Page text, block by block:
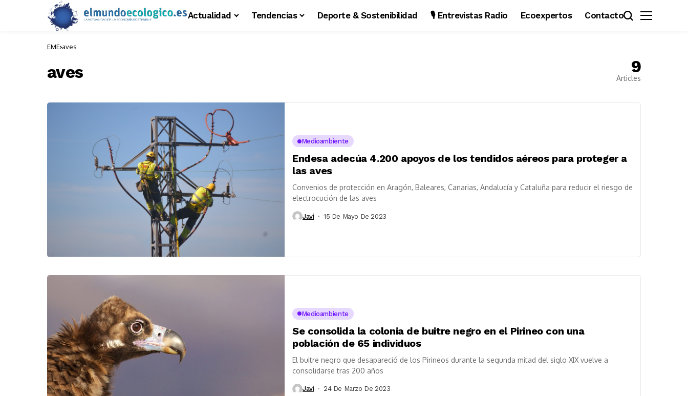
Actualidad Tendencias Deporte & Sostenibilidad 🎙️ Entrevistas Radio Ecoexpertos Contacto
EME aves
aves 9
Articles
Medioambiente
Endesa adecúa 4.200 apoyos de los tendidos aéreos para proteger a
las aves
Convenios de protección en Aragón, Baleares, Canarias, Andalucía y Cataluña para reducir el riesgo de
electrocución de las aves
Javi 15 De Mayo De 2023
Medioambiente
Se consolida la colonia de buitre negro en el Pirineo con una
población de 65 individuos
El buitre negro que desapareció de los Pirineos durante la segunda mitad del siglo XIX vuelve a
consolidarse tras 200 años
Javi 24 De Marzo De 2023